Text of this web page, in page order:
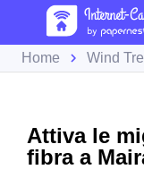
Home Wind Tre